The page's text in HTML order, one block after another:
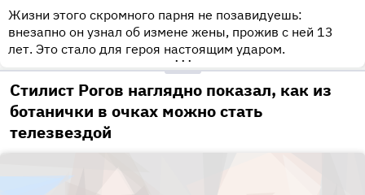
Жизни этого скромного парня не позавидуешь:
внезапно он узнал об измене жены, прожив с ней 13
лет. Это стало для героя настоящим ударом.
•••
Стилист Рогов наглядно показал, как из
ботанички в очках можно стать
телезвездой